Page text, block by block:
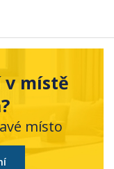
místě
místo